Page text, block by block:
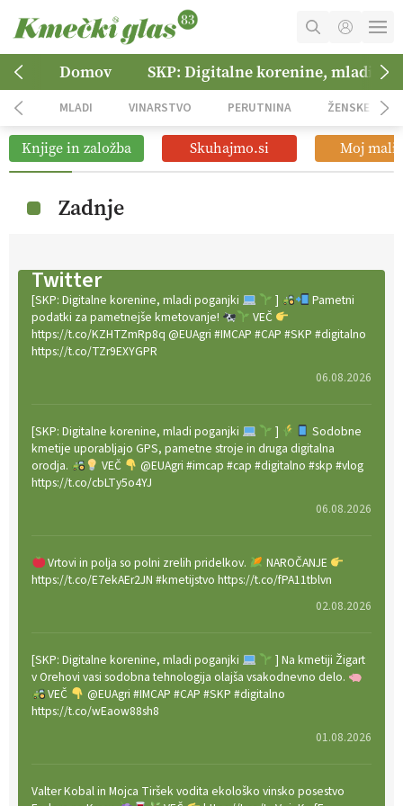
MOJ RAČUN
NAROČITE SE
OGLASNO TRŽENJE
Domov SKP: Digitalne korenine, mladi
MLADI VINARSTVO PERUTNINA ŽENSKE
Knjige in založba Skuhajmo.si Moj mali
Zadnje
Twitter
[SKP: Digitalne korenine, mladi poganjki ]
Pametni
podatki za pametnejše kmetovanje!
VEČ
https://t.co/KZHTZmRp8q @EUAgri #IMCAP #CAP #SKP #digitalno
https://t.co/TZr9EXYGPR
06.08.2026
[SKP: Digitalne korenine, mladi poganjki ]
Sodobne
kmetije uporabljajo GPS, pametne stroje in druga digitalna
orodja.
VEČ
@EUAgri #imcap #cap #digitalno #skp #vlog
https://t.co/cbLTy5o4YJ
06.08.2026
Vrtovi in polja so polni zrelih pridelkov.
NAROČANJE
https://t.co/E7ekAEr2JN #kmetijstvo https://t.co/fPA11tblvn
02.08.2026
[SKP: Digitalne korenine, mladi poganjki
] Na kmetiji Žigart
v Orehovi vasi sodobna tehnologija olajša vsakodnevno delo.
VEČ
@EUAgri #IMCAP #CAP #SKP #digitalno
https://t.co/wEaow88sh8
01.08.2026
Valter Kobal in Mojca Tiršek vodita ekološko vinsko posestvo